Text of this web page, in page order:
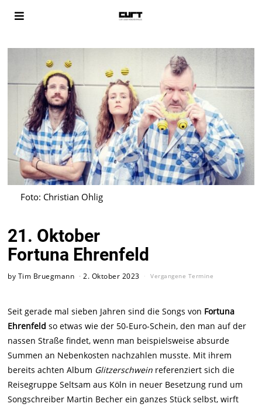
Foto: Christian Ohlig
21. Oktober
Fortuna Ehrenfeld
by Tim Bruegmann 2. Oktober 2023 Vergangene Termine
Seit gerade mal sieben Jahren sind die Songs von Fortuna
Ehrenfeld so etwas wie der 50-Euro-Schein, den man auf der
nassen Straße findet, wenn man beispielsweise absurde
Summen an Nebenkosten nachzahlen musste. Mit ihrem
bereits achten Album Glitzerschwein referenziert sich die
Reisegruppe Seltsam aus Köln in neuer Besetzung rund um
Songschreiber Martin Becher ein ganzes Stück selbst, wirft